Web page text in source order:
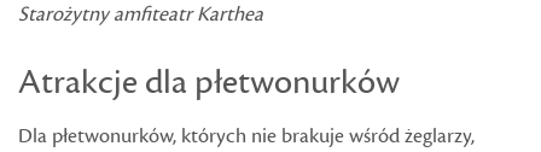
Starożytny amfiteatr Karthea
Atrakcje dla płetwonurków
Dla płetwonurków, których nie brakuje wśród żeglarzy,